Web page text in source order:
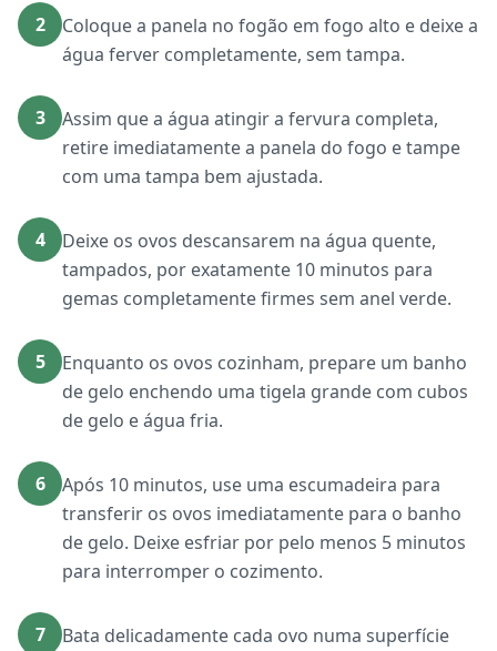
2
Coloque a panela no fogão em fogo alto e deixe a
água ferver completamente, sem tampa.
3
Assim que a água atingir a fervura completa,
retire imediatamente a panela do fogo e tampe
com uma tampa bem ajustada.
4
Deixe os ovos descansarem na água quente,
tampados, por exatamente 10 minutos para
gemas completamente firmes sem anel verde.
5
Enquanto os ovos cozinham, prepare um banho
de gelo enchendo uma tigela grande com cubos
de gelo e água fria.
6
Após 10 minutos, use uma escumadeira para
transferir os ovos imediatamente para o banho
de gelo. Deixe esfriar por pelo menos 5 minutos
para interromper o cozimento.
7
Bata delicadamente cada ovo numa superfície